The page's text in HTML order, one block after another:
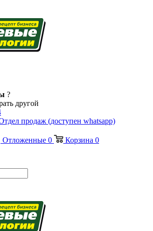
?
другой
продаж (доступен whatsapp)
Отложенные 0 Корзина 0